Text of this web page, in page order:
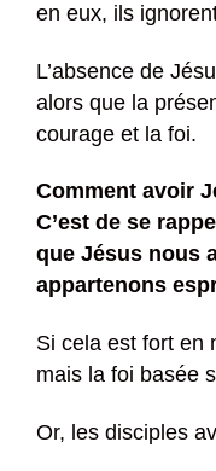
en eux, ils
L’absence de
alors que la
courage et la foi.
Comment avoir
C’est de se
que Jésus nous
appartenons
Si cela est fort en
mais la foi basée
Or, les disciples